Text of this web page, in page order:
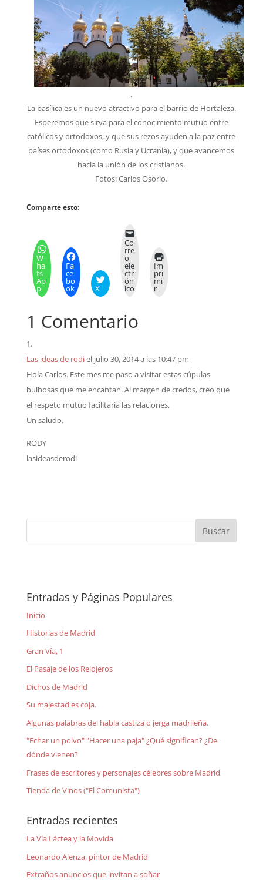
.
La basílica es un nuevo atractivo para el barrio de Hortaleza.
Esperemos que sirva para el conocimiento mutuo entre
católicos y ortodoxos, y que sus rezos ayuden a la paz entre
países ortodoxos (como Rusia y Ucrania), y que avancemos
hacia la unión de los cristianos.
Fotos: Carlos Osorio.
Comparte esto:
W
ha
ts
Ap
p
Fa
ce
bo
ok X
Co
rre
o
ele
ctr
ón
ico
Im
pri
mi
r
1 Comentario
Las ideas de rodiel julio 30, 2014 a las 10:47 pm
Hola Carlos. Este mes me paso a visitar estas cúpulas
bulbosas que me encantan. Al margen de credos, creo que
el respeto mutuo facilitaría las relaciones.
Un saludo.
RODY
lasideasderodi
Entradas y Páginas Populares
Inicio
Historias de Madrid
Gran Vía, 1
El Pasaje de los Relojeros
Dichos de Madrid
Su majestad es coja.
Algunas palabras del habla castiza o jerga madrileña.
"Echar un polvo" "Hacer una paja" ¿Qué significan? ¿De
dónde vienen?
Frases de escritores y personajes célebres sobre Madrid
Tienda de Vinos ("El Comunista")
Entradas recientes
La Vía Láctea y la Movida
Leonardo Alenza, pintor de Madrid
Extraños anuncios que invitan a soñar